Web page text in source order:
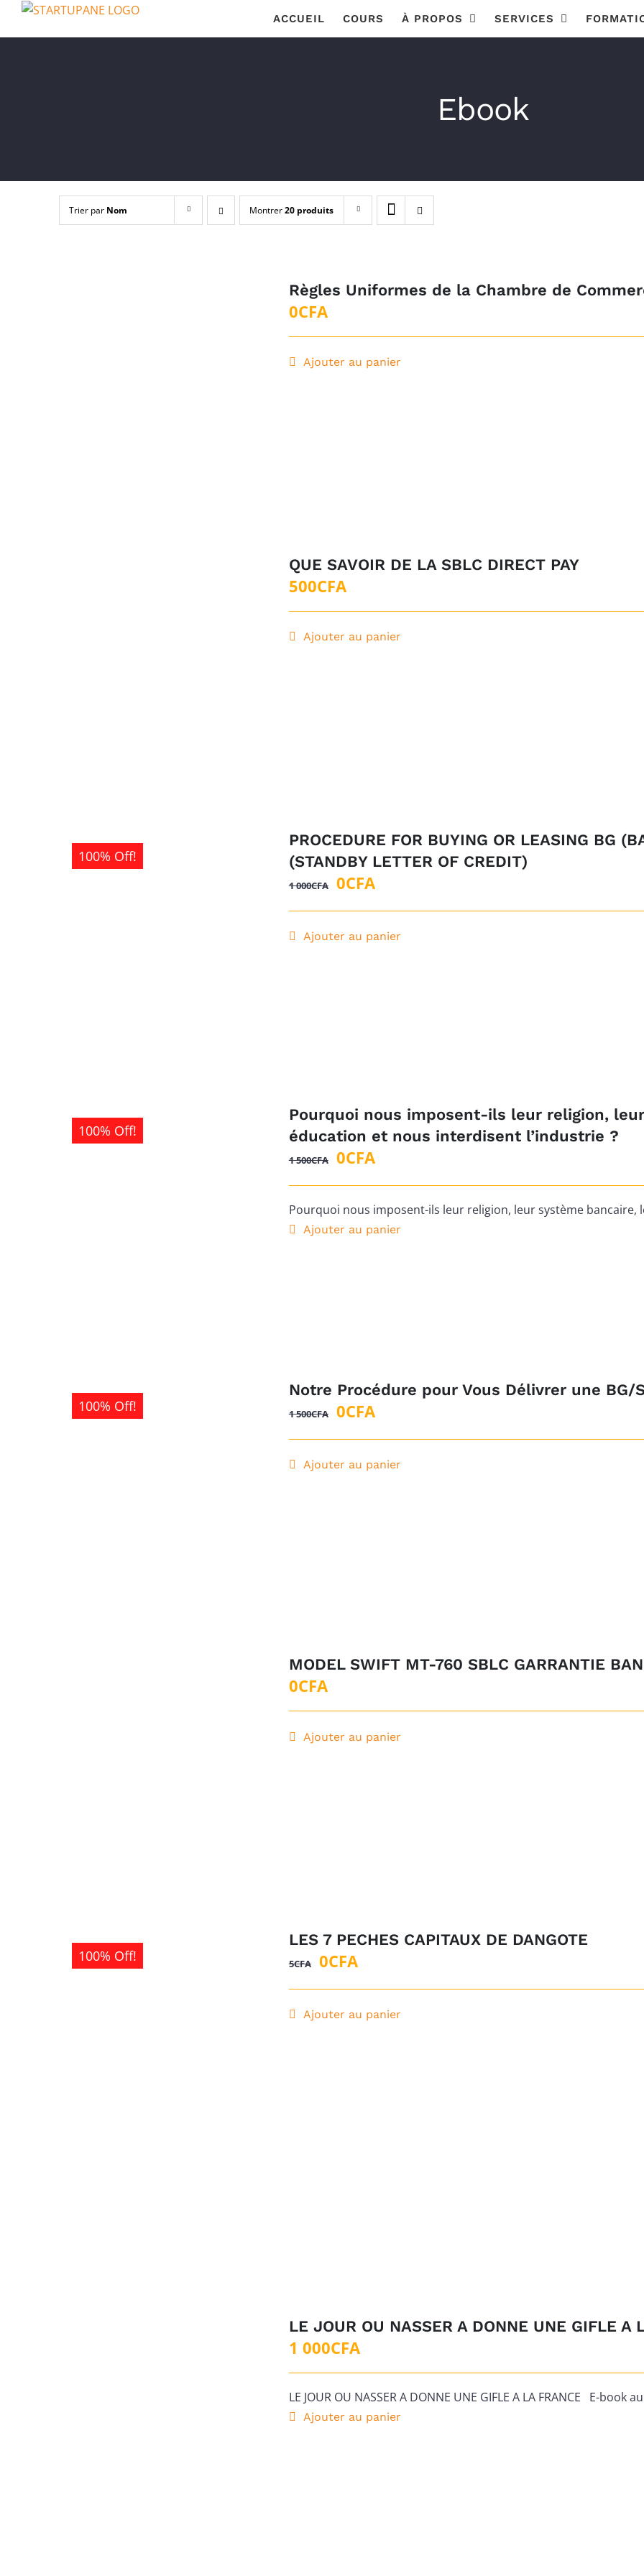
Passer
ACCUEIL COURS À PROPOS SERVICES
Ebook
Trier par Nom Montrer20 produits
Règles Uniformes de la Chambre de
0CFA
Ajouter au panier
QUE SAVOIR DE LA SBLC DIRECT PAY
500CFA
Ajouter au panier
100% Off!
PROCEDURE FOR BUYING OR LEASING BG
(STANDBY LETTER OF CREDIT)
1 000CFA
Le
était :
0CFALe
est :
Ajouter au panier
100% Off!
Pourquoi nous imposent-ils leur religion,
éducation et nous interdisent l’industrie ?
1 500CFA
Le
initial
était :
0CFALe
actuel
est :
Pourquoi nous imposent-ils leur religion, leur système
Ajouter au panier
100% Off!
Notre Procédure pour Vous Délivrer une BG/
1 500CFA
Le
était :
0CFALe
est :
Ajouter au panier
MODEL SWIFT MT-760 SBLC GARRANTIE
0CFA
Ajouter au panier
100% Off!
LES 7 PECHES CAPITAUX DE DANGOTE
5CFA
Le
était :
0CFALe
est :
Ajouter au panier
LE JOUR OU NASSER A DONNE UNE GIFLE A
1 000CFA
LE JOUR OU NASSER A DONNE UNE GIFLE A LA FRANCE E-
Ajouter au panier